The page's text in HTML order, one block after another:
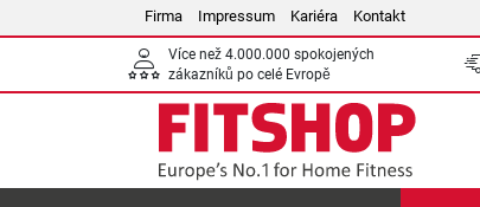
Firma Impressum Kariéra Kontakt
Více než 4.000.000 spokojených
zákazníků po celé Evropě